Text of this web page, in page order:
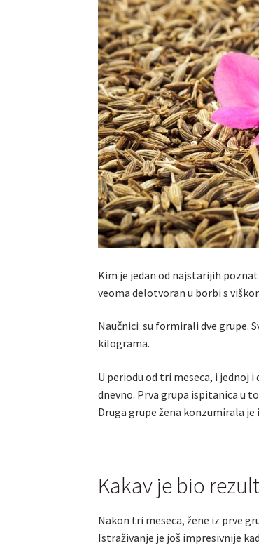
Kim je jedan od najstarijih
veoma delotvoran u borbi s
Naučnici su formirali dve grupe.
kilograma.
U periodu od tri meseca, i jednoj
dnevno. Prva grupa ispitanica u
Druga grupe žena konzumirala
Kakav je bio
Nakon tri meseca, žene iz prve
Istraživanje je još impresivnije